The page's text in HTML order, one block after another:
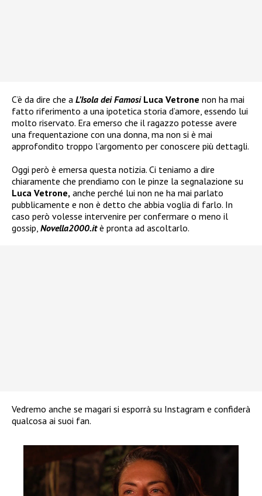
C’è da dire che a L’Isola dei Famosi Luca Vetrone non ha mai
fatto riferimento a una ipotetica storia d’amore, essendo lui
molto riservato. Era emerso che il ragazzo potesse avere
una frequentazione con una donna, ma non si è mai
approfondito troppo l’argomento per conoscere più dettagli.
Oggi però è emersa questa notizia. Ci teniamo a dire
chiaramente che prendiamo con le pinze la segnalazione su
Luca Vetrone, anche perché lui non ne ha mai parlato
pubblicamente e non è detto che abbia voglia di farlo. In
caso però volesse intervenire per confermare o meno il
gossip, Novella2000.itè pronta ad ascoltarlo.
Vedremo anche se magari si esporrà su Instagram e confiderà
qualcosa ai suoi fan.